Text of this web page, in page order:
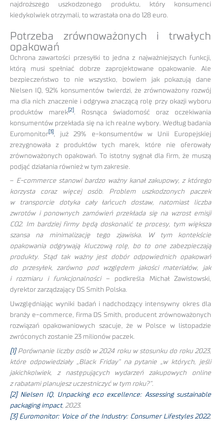
najdroższego uszkodzonego produktu, który konsumenci
kiedykolwiek otrzymali, to wzrastała ona do 128 euro.
Potrzeba zrównoważonych i trwałych
opakowań
Ochrona zawartości przesyłki to jedna z najważniejszych funkcji,
którą musi spełniać dobrze zaprojektowane opakowanie. Ale
bezpieczeństwo to nie wszystko, bowiem jak pokazują dane
Nielsen IQ, 92% konsumentów twierdzi, że zrównoważony rozwój
ma dla nich znaczenie i odgrywa znaczącą rolę przy okazji wyboru
produktów marek [2] . Rosnąca świadomość oraz oczekiwania
konsumentów przekłada się na ich realne wybory. Według badania
Euromonitor [3] , już 29% e-konsumentów w Unii Europejskiej
zrezygnowała z produktów tych marek, które nie oferowały
zrównoważonych opakowań. To istotny sygnał dla firm, że muszą
podjąć działania również w tym zakresie.
– E-commerce stanowi bardzo ważny kanał zakupowy, z którego
korzysta coraz więcej osób. Problem uszkodzonych paczek
w transporcie dotyka cały łańcuch dostaw, natomiast liczba
zwrotów i ponownych zamówień przekłada się na wzrost emisji
CO2. Im bardziej firmy będą doskonalić te procesy, tym większa
szansa na minimalizację tego zjawiska. W tym kontekście
opakowania odgrywają kluczową rolę, bo to one zabezpieczają
produkty. Stąd tak ważny jest dobór odpowiednich opakowań
do przesyłek, zarówno pod względem jakości materiałów, jak
i rozmiaru i funkcjonalności – podkreśla Michał Zawistowski,
dyrektor zarządzający DS Smith Polska.
Uwzględniając wyniki badań i nadchodzący intensywny okres dla
branży e-commerce, firma DS Smith, producent zrównoważonych
rozwiązań opakowaniowych szacuje, że w Polsce w listopadzie
zwróconych zostanie 23 milionów paczek.
[1]Porównanie liczby osób w 2024 roku w stosunku do roku 2023,
które odpowiedziały „Black Friday” na pytanie „w których, jeśli
jakichkolwiek, z następujących wydarzeń zakupowych online
z rabatami planujesz uczestniczyć w tym roku?”.
[2] Nielsen IQ, Unpacking eco excellence: Assessing sustainable
packaging impact, 2023.
[3] Euromonitor: Voice of the Industry: Consumer Lifestyles 2022,